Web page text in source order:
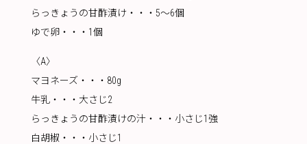
らっきょうの甘酢漬け・・・5〜6個
ゆで卵・・・1個
〈A〉
マヨネーズ・・・80g
牛乳・・・大さじ2
らっきょうの甘酢漬けの汁・・・小さじ1強
白胡椒・・・小さじ1